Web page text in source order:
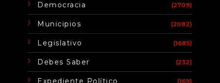
Democracia (2709)
Municipios (2082)
Legislativo (1685)
Debes Saber (232)
Expediente Político (169)